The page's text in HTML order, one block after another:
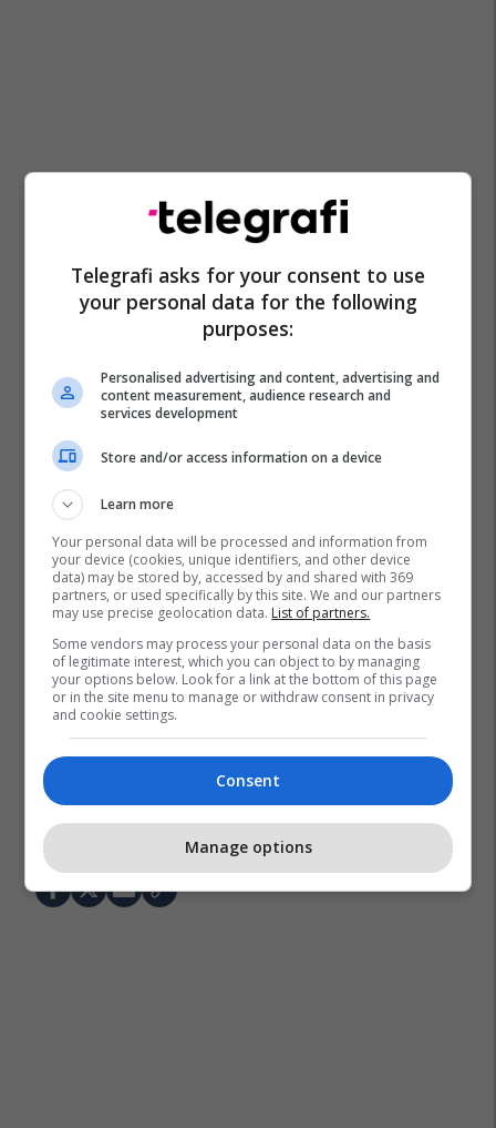
Bayern Munich Bundesliga
Man Utd
Transferimet
Benjamin Pavard
Telegrafi asks for your consent to use
your personal data for the following
purposes:
Personalised advertising and content, advertising and
content measurement, audience research and
services development
Store and/or access information on a device
Learn more
Your personal data will be processed and information from
your device (cookies, unique identifiers, and other device
data) may be stored by, accessed by and shared with 369
partners, or used specifically by this site. We and our partners
may use precise geolocation data. List of partners.
Some vendors may process your personal data on the basis
of legitimate interest, which you can object to by managing
your options below. Look for a link at the bottom of this page
or in the site menu to manage or withdraw consent in privacy
and cookie settings.
Consent
Manage options